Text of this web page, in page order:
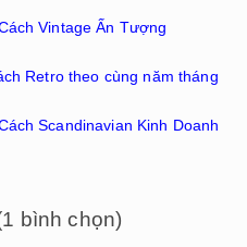
Vintage Ấn Tượng
Retro theo cùng năm tháng
Scandinavian Kinh Doanh
bình chọn)